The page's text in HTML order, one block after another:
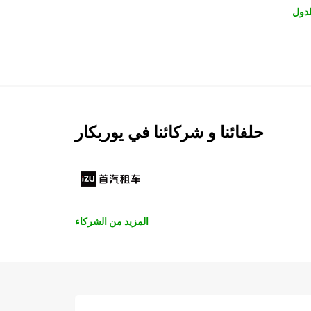
حلفائنا و شركائنا في يوربكار
المزيد من الشركاء